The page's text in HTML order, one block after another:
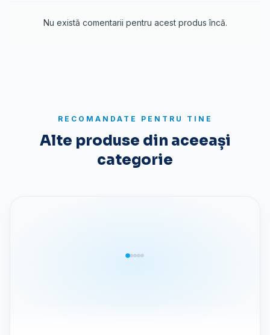
ASPECTE POZITIVE
Nu există comentarii pentru acest produs încă.
RECOMANDATE PENTRU TINE
Alte produse din aceeași
categorie